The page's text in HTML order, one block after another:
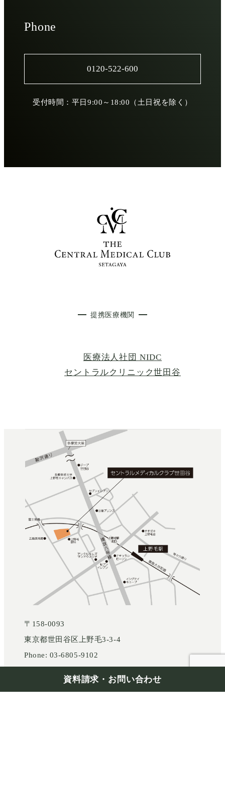
資料請求・お問い合わせ
Phone
0120-522-600
受付時間：平日9:00～18:00（土日祝を除く）
提携医療機関
医療法人社団 NIDC
セントラルクリニック世田谷
〒158-0093
東京都世田谷区上野毛3-3-4
Phone: 03-6805-9102